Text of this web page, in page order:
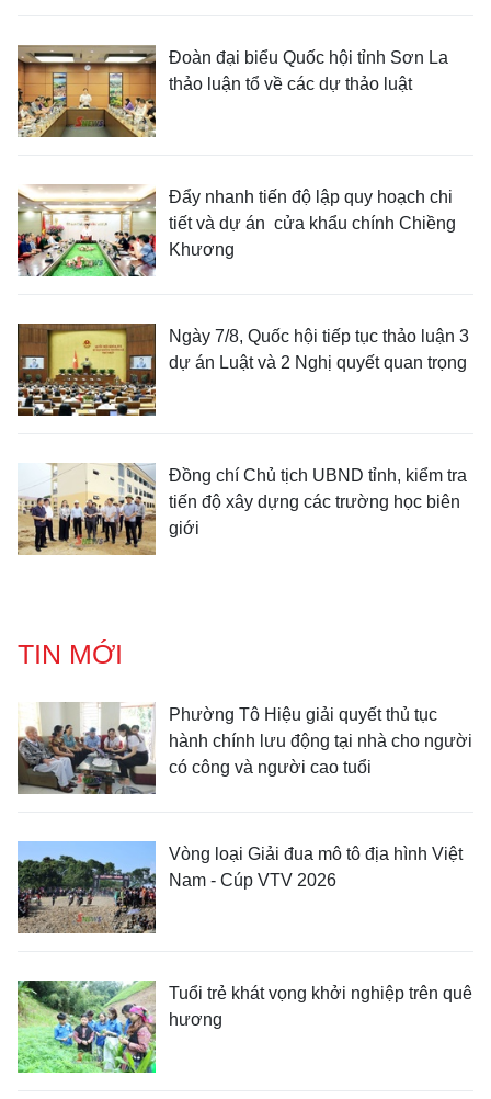
Đoàn đại biểu Quốc hội tỉnh Sơn La
thảo luận tổ về các dự thảo luật
Đẩy nhanh tiến độ lập quy hoạch chi
tiết và dự án cửa khẩu chính Chiềng
Khương
Ngày 7/8, Quốc hội tiếp tục thảo luận 3
dự án Luật và 2 Nghị quyết quan trọng
Đồng chí Chủ tịch UBND tỉnh, kiểm tra
tiến độ xây dựng các trường học biên
giới
TIN MỚI
Phường Tô Hiệu giải quyết thủ tục
hành chính lưu động tại nhà cho người
có công và người cao tuổi
Vòng loại Giải đua mô tô địa hình Việt
Nam - Cúp VTV 2026
Tuổi trẻ khát vọng khởi nghiệp trên quê
hương